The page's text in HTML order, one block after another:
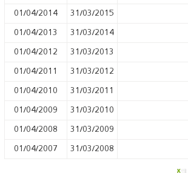
01/04/2014 31/03/2015
01/04/2013 31/03/2014
01/04/2012 31/03/2013
01/04/2011 31/03/2012
01/04/2010 31/03/2011
01/04/2009 31/03/2010
01/04/2008 31/03/2009
01/04/2007 31/03/2008